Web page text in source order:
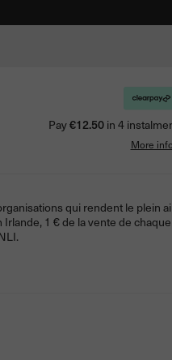
Pay€12.50in 4
More info
qui rendent le plein
1 € de la vente de